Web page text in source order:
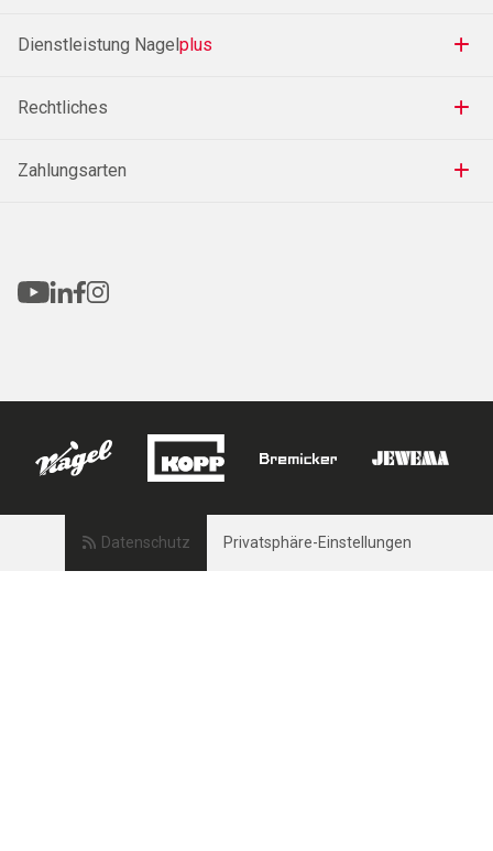
Dienstleistung Nagel plus
Rechtliches
Zahlungsarten
Datenschutz Privatsphäre-Einstellungen